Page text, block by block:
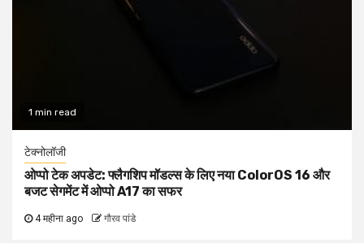
1 min read
टेक्नोलॉजी
ओप्पो टेक अपडेट: फ्लैगशिप मॉडल्स के लिए नया ColorOS 16 और
बजट सेगमेंट में ओप्पो A17 का सफर
4 महीना ago गौरव पांडे